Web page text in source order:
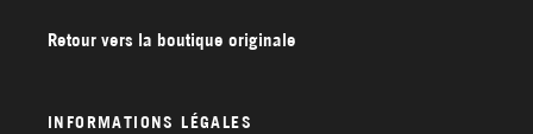
Retour vers la boutique originale
INFORMATIONS LÉGALES